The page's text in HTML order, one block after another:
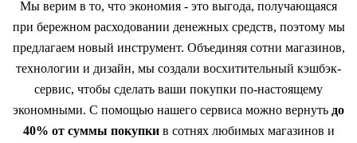
Мы верим в то, что экономия - это выгода, получающаяся
при бережном расходовании денежных средств, поэтому мы
предлагаем новый инструмент. Объединяя сотни магазинов,
технологии и дизайн, мы создали восхитительный кэшбэк-
сервис, чтобы сделать ваши покупки по-настоящему
экономными. С помощью нашего сервиса можно вернуть до
40% от суммы покупкив сотнях любимых магазинов и